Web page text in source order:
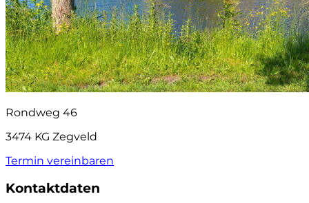
Rondweg 46
3474 KG Zegveld
Termin vereinbaren
Kontaktdaten